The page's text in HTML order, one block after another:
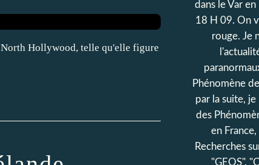
Hollywood, telle qu'elle figure
dans le Var
18 H 09. On
rouge. Je
Phénomène
par la suite, je
des
en
Recherches
"GEOS",